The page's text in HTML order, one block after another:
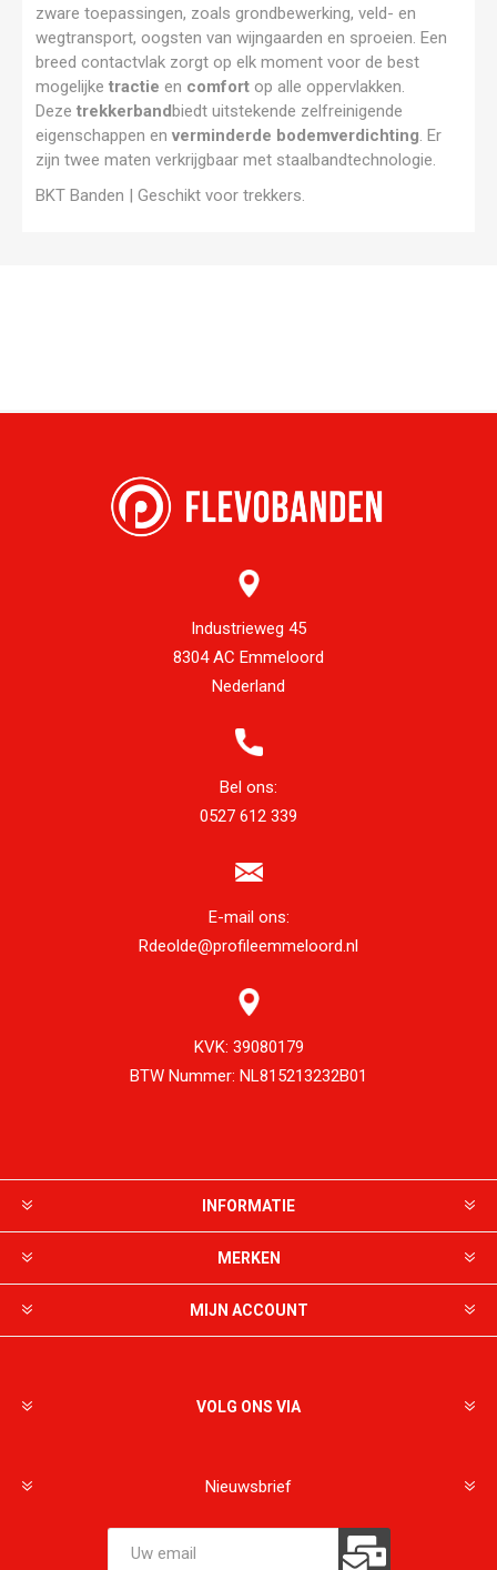
zware toepassingen, zoals grondbewerking, veld- en
wegtransport, oogsten van wijngaarden en sproeien. Een
breed contactvlak zorgt op elk moment voor de best
mogelijketractie en comfort op alle oppervlakken.
Dezetrekkerbandbiedt uitstekende zelfreinigende
eigenschappen enverminderde bodemverdichting . Er
zijn twee maten verkrijgbaar met staalbandtechnologie.
BKT Banden | Geschikt voor trekkers.
Industrieweg 45
8304 AC Emmeloord
Nederland
Bel ons:
0527 612 339
E-mail ons:
Rdeolde@profileemmeloord.nl
KVK: 39080179
BTW Nummer: NL815213232B01
INFORMATIE
MERKEN
MIJN ACCOUNT
VOLG ONS VIA
Nieuwsbrief